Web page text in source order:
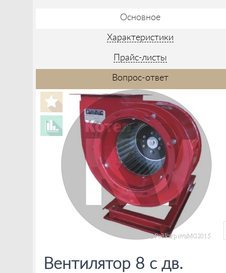
Основное
Характеристики
Прайс-листы
Вопрос-ответ
Вентилятор 8 с дв.